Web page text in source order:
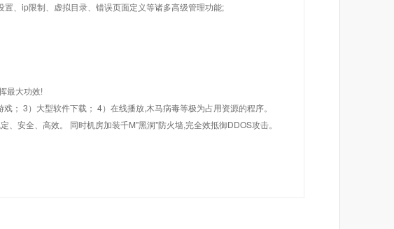
、ip限制、虚拟目录、错误页面定义等诸多高级管理功能;
最大功效!
； 3）大型软件下载； 4）在线播放,木马病毒等极为占用资源的程序。
安全、高效。 同时机房加装千M"黑洞"防火墙,完全效抵御DDOS攻击。